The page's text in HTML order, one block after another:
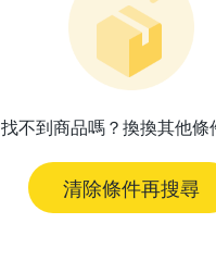
找不到商品嗎？換換其他條
清除條件再搜尋